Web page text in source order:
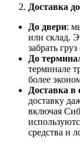
Доставка
До двери:
или склад.
забрать
До
терминале
более
Доставка в
доставку
включая
средства и